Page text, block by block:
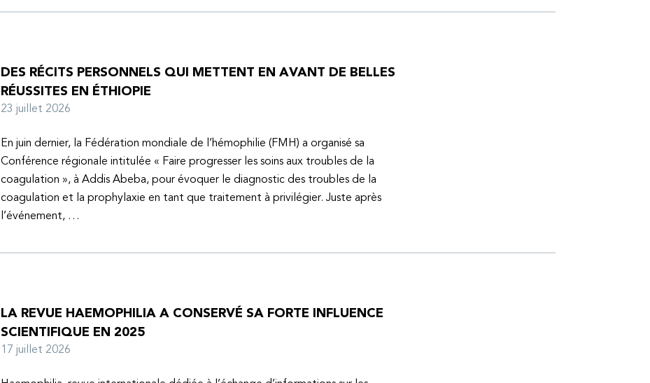
DES RÉCITS PERSONNELS QUI METTENT EN AVANT DE BELLES
RÉUSSITES EN ÉTHIOPIE
23 juillet 2026
En juin dernier, la Fédération mondiale de l’hémophilie (FMH) a organisé sa
Conférence régionale intitulée « Faire progresser les soins aux troubles de la
coagulation », à Addis Abeba, pour évoquer le diagnostic des troubles de la
coagulation et la prophylaxie en tant que traitement à privilégier. Juste après
l’événement, …
LA REVUE HAEMOPHILIA A CONSERVÉ SA FORTE INFLUENCE
SCIENTIFIQUE EN 2025
17 juillet 2026